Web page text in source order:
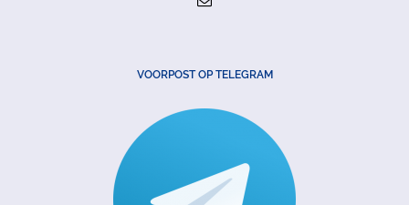
VOORPOST OP TELEGRAM